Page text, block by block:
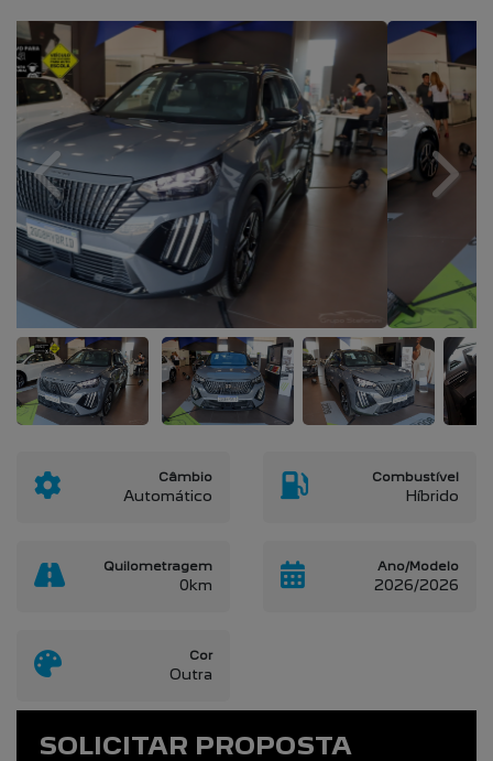
Previous Next
Câmbio
Automático
Combustível
Híbrido
Quilometragem
0km
Ano/Modelo
2026/2026
Cor
Outra
SOLICITAR PROPOSTA